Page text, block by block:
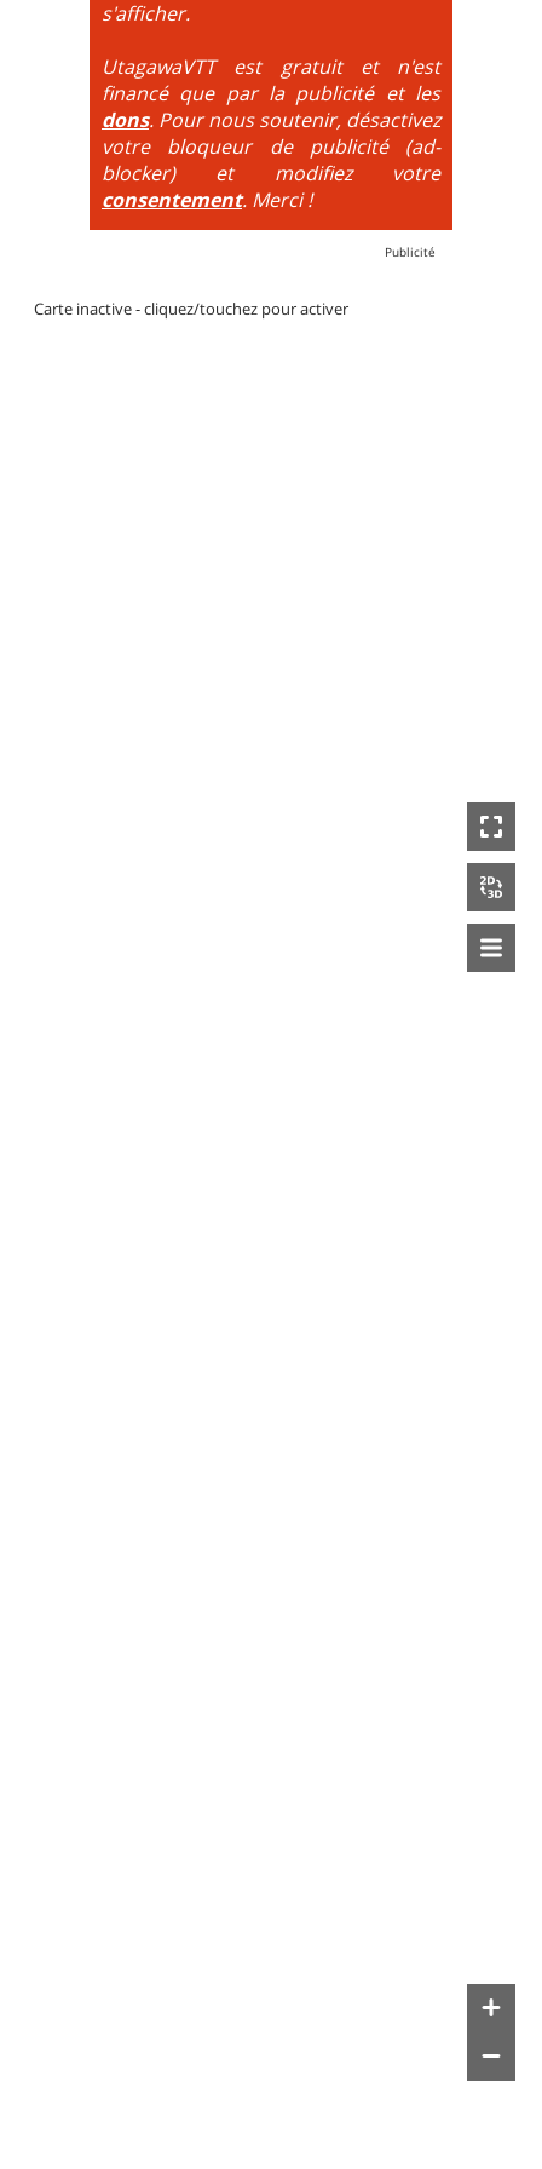
La montée est faite via navette ou remontée
mécanique. La difficulté de la descente est indiquée
par des couleurs lorsqu'il s'agit de bikeparks. Vélo
tout suspendu et protections du corps obligatoires.
s'afficher.
UtagawaVTT est gratuit et n'est
financé que par la publicité et les
dons. Pour nous soutenir, désactivez
votre bloqueur de publicité (ad-
blocker) et modifiez votre
consentement. Merci !